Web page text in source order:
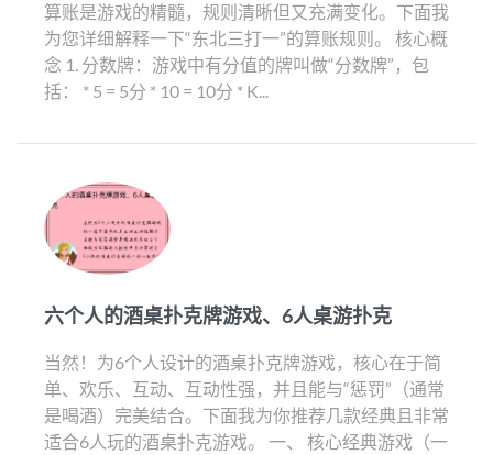
算账是游戏的精髓，规则清晰但又充满变化。下面我
为您详细解释一下“东北三打一”的算账规则。 核心概
念 1. 分数牌：游戏中有分值的牌叫做“分数牌”，包
括： * 5 = 5分 * 10 = 10分 * K...
六个人的酒桌扑克牌游戏、6人桌游扑克
当然！为6个人设计的酒桌扑克牌游戏，核心在于简
单、欢乐、互动、互动性强，并且能与“惩罚”（通常
是喝酒）完美结合。下面我为你推荐几款经典且非常
适合6人玩的酒桌扑克游戏。 一、 核心经典游戏（一